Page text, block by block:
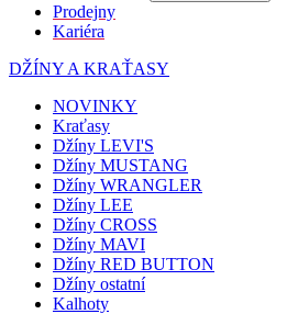
Prodejny
Kariéra
DŽÍNY A KRAŤASY
NOVINKY
Kraťasy
Džíny LEVI'S
Džíny MUSTANG
Džíny WRANGLER
Džíny LEE
Džíny CROSS
Džíny MAVI
Džíny RED BUTTON
Džíny ostatní
Kalhoty